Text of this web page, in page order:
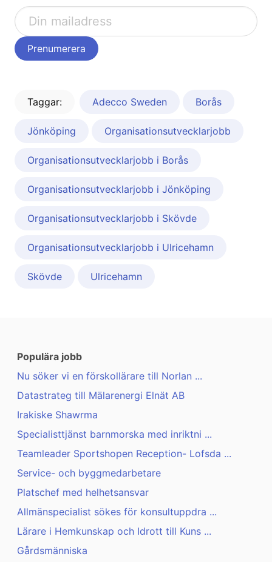
Taggar: Adecco Sweden Borås
Jönköping Organisationsutvecklarjobb
Organisationsutvecklarjobb i Borås
Organisationsutvecklarjobb i Jönköping
Organisationsutvecklarjobb i Skövde
Organisationsutvecklarjobb i Ulricehamn
Skövde Ulricehamn
Populära jobb
Nu söker vi en förskollärare till Norlan ...
Datastrateg till Mälarenergi Elnät AB
Irakiske Shawrma
Specialisttjänst barnmorska med inriktni ...
Teamleader Sportshopen Reception- Lofsda ...
Service- och byggmedarbetare
Platschef med helhetsansvar
Allmänspecialist sökes för konsultuppdra ...
Lärare i Hemkunskap och Idrott till Kuns ...
Gårdsmänniska